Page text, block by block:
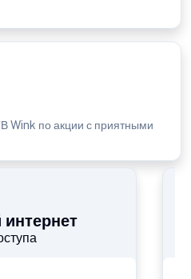
Wink по акции с приятными